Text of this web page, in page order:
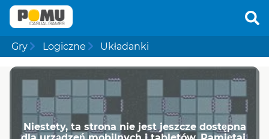
Gry Logiczne Układanki
Niestety, ta strona nie jest jeszcze dostępna